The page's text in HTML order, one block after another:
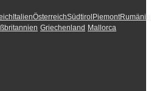
ItalienÖsterreichSüdtirol Piemont
Griechenland Mallorca